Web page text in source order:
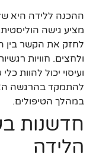
ההכנה ללידה היא
מציע גישה
לחזק את הקשר בין
ולחצים. חוויות
ועיסוי יכול להוות
להתמקד בהרגשה
במהלך הטיפולים.
חדשנות
הלידה